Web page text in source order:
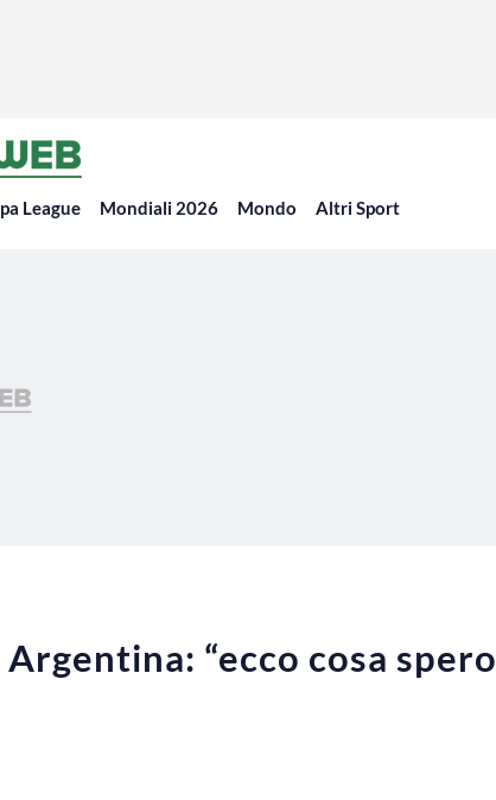
League Mondiali 2026 Mondo Altri Sport
“ecco cosa spero